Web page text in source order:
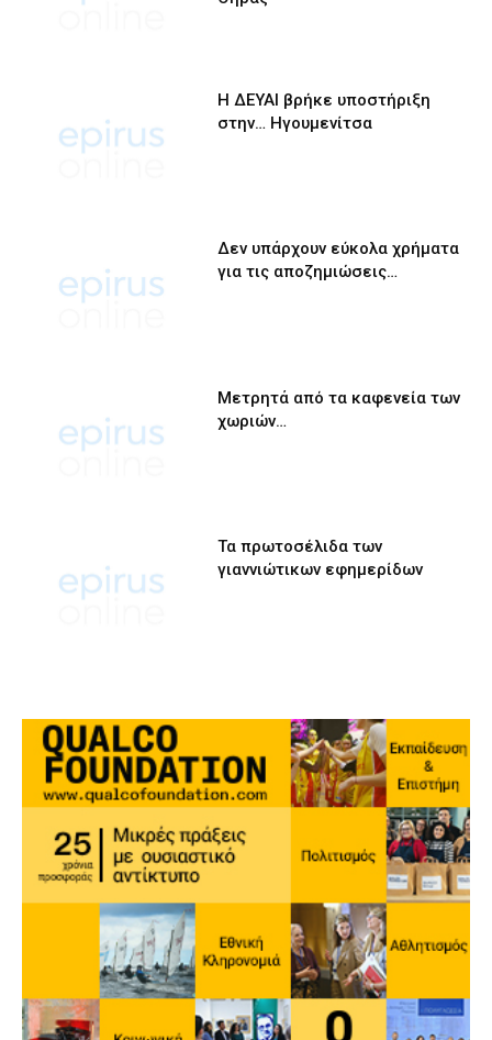
Η ΔΕΥΑΙ βρήκε υποστήριξη
στην… Ηγουμενίτσα
Δεν υπάρχουν εύκολα χρήματα
για τις αποζημιώσεις…
Μετρητά από τα καφενεία των
χωριών…
Τα πρωτοσέλιδα των
γιαννιώτικων εφημερίδων